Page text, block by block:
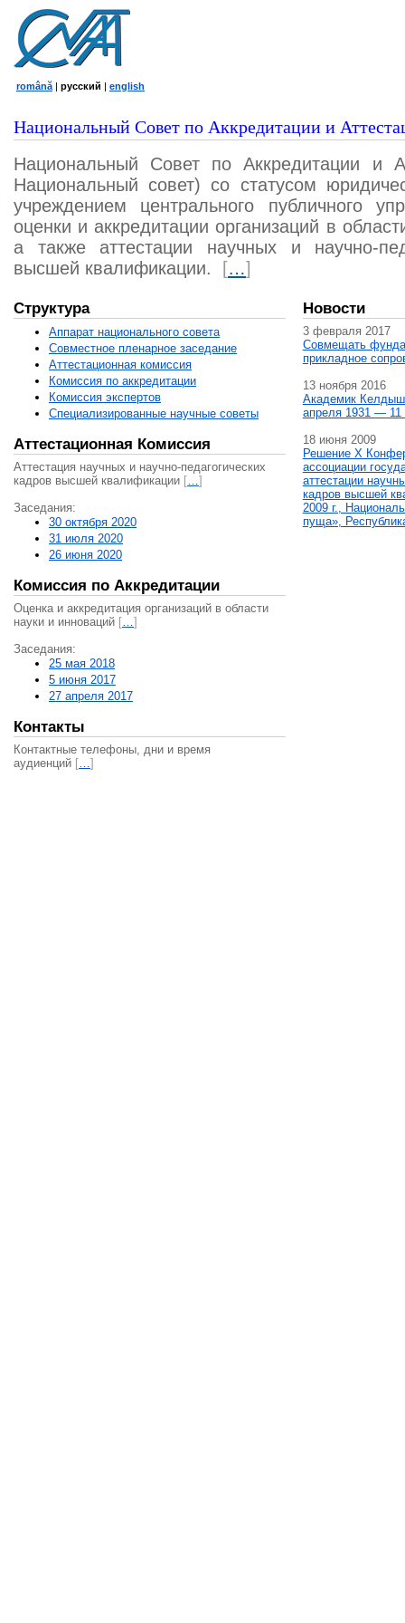
română | русский | english
Национальный Совет по Аккредитации и
Национальный Совет по Аккредитации и
Национальный совет) со статусом
учреждением центрального публичного
оценки и аккредитации организаций в
а также аттестации научных и научно-
высшей квалификации.
[…]
Структура
Аппарат национального совета
Совместное пленарное заседание
Аттестационная комисcия
Комиссия по аккредитации
Комиссия экспертов
Специализированные научные советы
Аттестационная Комиссия
Аттестация научных и научно-педагогических
кадров высшей квалификации […]
Заседания:
30 октября 2020
31 июля 2020
26 июня 2020
Комиссия по Аккредитации
Оценка и аккредитация организаций в области
науки и инноваций […]
Заседания:
25 мая 2018
5 июня 2017
27 апреля 2017
Контакты
Контактные телефоны, дни и время
аудиенций […]
Новости
3 февраля 2017
Совмещать
прикладное
13 ноября 2016
Академик
апреля 1931 — 11
18 июня 2009
Решение X
ассоциации
аттестации
кадров высшей
2009 г.,
пуща»,